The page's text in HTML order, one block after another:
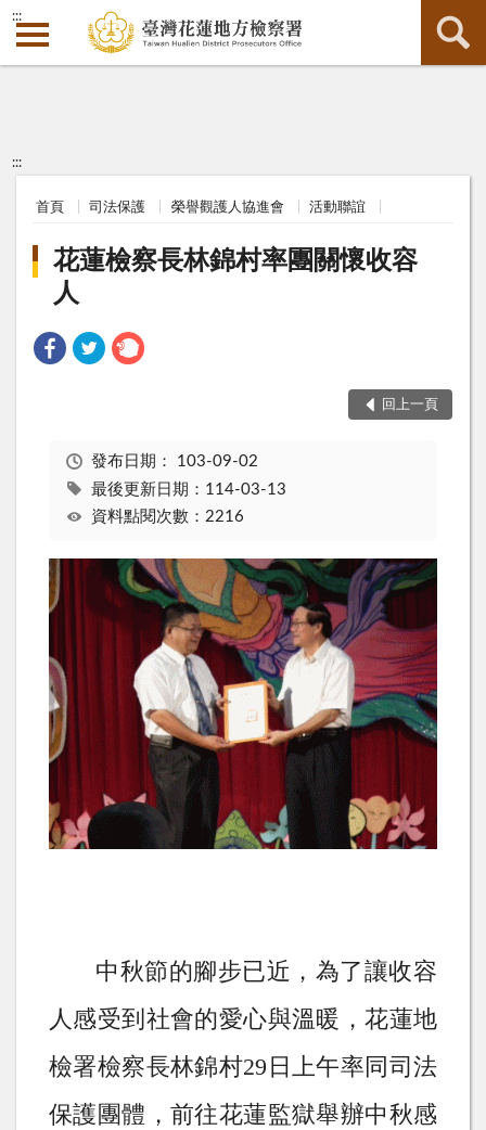
:::
:::
首頁 司法保護 榮譽觀護人協進會 活動聯誼
花蓮檢察長林錦村率團關懷收容
人
回上一頁
發布日期： 103-09-02
最後更新日期：114-03-13
資料點閱次數：2216
中秋節的腳步已近 ，為了讓收容
人感受到社會的愛心與溫暖，花蓮地
檢署檢察長林錦村29 日上午率同司法
保護團體，前往花蓮監獄舉辦中秋感